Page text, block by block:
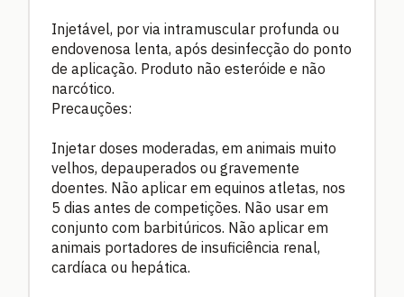
Injetável, por via intramuscular profunda ou
endovenosa lenta, após desinfecção do ponto
de aplicação. Produto não esteróide e não
narcótico.
Precauções:
Injetar doses moderadas, em animais muito
velhos, depauperados ou gravemente
doentes. Não aplicar em equinos atletas, nos
5 dias antes de competições. Não usar em
conjunto com barbitúricos. Não aplicar em
animais portadores de insuficiência renal,
cardíaca ou hepática.